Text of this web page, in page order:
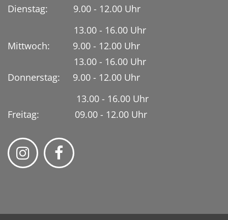
Dienstag:
9.00 - 12.00 Uhr
13.00 - 16.00 Uhr
Mittwoch: 9.00 - 12.00 Uhr
13.00 - 16.00 Uhr
Donnerstag: 9.00 - 12.00 Uhr
13.00 - 16.00 Uhr
Freitag: 09.00 - 12.00 Uhr